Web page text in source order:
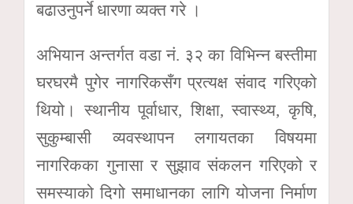
बढाउनुपर्ने धारणा व्यक्त गरे ।
अभियान अन्तर्गत वडा नं. ३२ का विभिन्न बस्तीमा
घरघरमै पुगेर नागरिकसँग प्रत्यक्ष संवाद गरिएको
थियो। स्थानीय पूर्वाधार, शिक्षा, स्वास्थ्य, कृषि,
सुकुम्बासी व्यवस्थापन लगायतका विषयमा
नागरिकका गुनासा र सुझाव संकलन गरिएको र
समस्याको दिगो समाधानका लागि योजना निर्माण